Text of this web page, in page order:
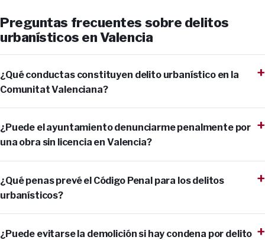
Preguntas frecuentes sobre delitos
urbanísticos en Valencia
¿Qué conductas constituyen delito urbanístico en la
Comunitat Valenciana?
¿Puede el ayuntamiento denunciarme penalmente por
una obra sin licencia en Valencia?
¿Qué penas prevé el Código Penal para los delitos
urbanísticos?
¿Puede evitarse la demolición si hay condena por delito